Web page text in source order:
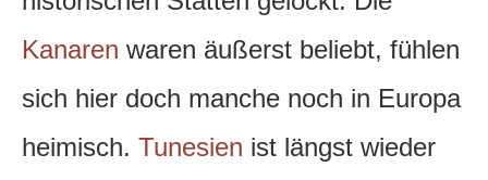
Kanaren waren äußerst beliebt, fühlen
sich hier doch manche noch in Europa
heimisch. Tunesien ist längst wieder